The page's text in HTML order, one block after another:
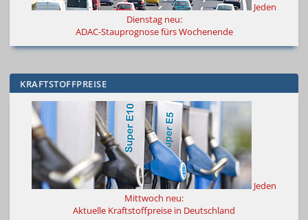
Jeden
Dienstag neu:
ADAC-Stauprognose fürs Wochenende
KRAFTSTOFFPREISE
Jeden
Mittwoch neu:
Aktuelle Kraftstoffpreise in Deutschland